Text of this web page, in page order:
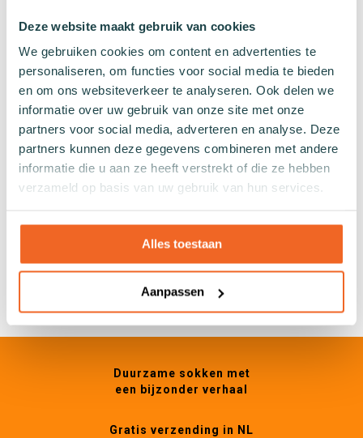
Deze website maakt gebruik van cookies
We gebruiken cookies om content en advertenties te
personaliseren, om functies voor social media te bieden
en om ons websiteverkeer te analyseren. Ook delen we
informatie over uw gebruik van onze site met onze
partners voor social media, adverteren en analyse. Deze
partners kunnen deze gegevens combineren met andere
informatie die u aan ze heeft verstrekt of die ze hebben
verzameld op basis van uw gebruik van hun services.
Alles toestaan
Aanpassen
Effen sokken
Sokken met print
Gestreepte sokken
Gestipte sokken
Geblokte sokken
Glitter sokken
Visnet patroon sokken
Hartjes sokken
Cadeaus
Duurzame sokken met
een bijzonder verhaal
Gratis verzending in NL